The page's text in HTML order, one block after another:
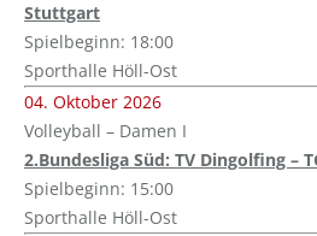
Stuttgart
Spielbeginn: 18:00
Sporthalle Höll-Ost
04. Oktober 2026
Volleyball – Damen I
2.Bundesliga Süd: TV Dingolfing –
Spielbeginn: 15:00
Sporthalle Höll-Ost